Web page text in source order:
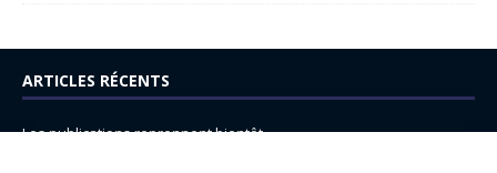
ARTICLES RÉCENTS
Les publications reprennent bientôt…